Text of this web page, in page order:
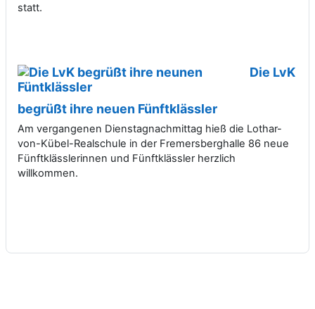
statt.
Die LvK
begrüßt ihre neuen Fünftklässler
Am vergangenen Dienstagnachmittag hieß die Lothar-
von-Kübel-Realschule in der Fremersberghalle 86 neue
Fünftklässlerinnen und Fünftklässler herzlich
willkommen.